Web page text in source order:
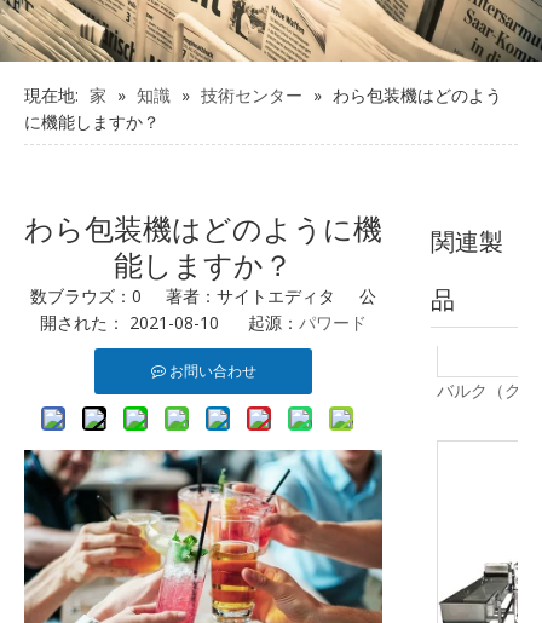
現在地: 家 » 知識 » 技術センター » わら包装機はどのよう
に機能しますか？
わら包装機はどのように機
能しますか？
数ブラウズ： 0 著者：サイトエディタ 公
開された： 2021-08-10 起源： パワード
お問い合わせ
関連製
品